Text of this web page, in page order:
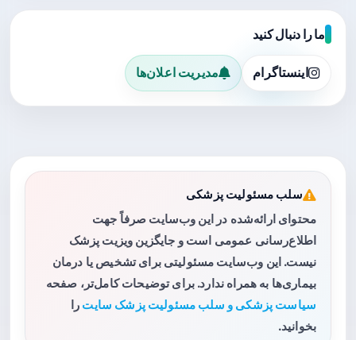
ما را دنبال کنید
اینستاگرام مدیریت اعلان‌ها
سلب مسئولیت پزشکی
محتوای ارائه‌شده در این وب‌سایت صرفاً جهت
اطلاع‌رسانی عمومی است و جایگزین ویزیت پزشک
نیست. این وب‌سایت مسئولیتی برای تشخیص یا درمان
بیماری‌ها به همراه ندارد. برای توضیحات کامل‌تر، صفحه
سیاست پزشکی و سلب مسئولیت پزشک سایت را
بخوانید.